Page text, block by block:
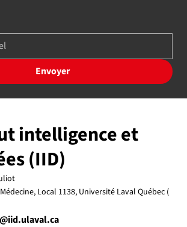
Envoyer
intelligence et
(IID)
Local 1138, Université Laval Québec (